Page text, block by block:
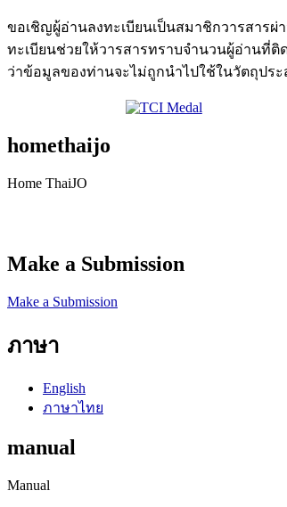
ขอเชิญผู้อ่านลงทะเบียนเป็นสมาชิกวารสารผ่
ทะเบียนช่วยให้วารสารทราบจำนวนผู้อ่านที่
ว่าข้อมูลของท่านจะไม่ถูกนำไปใช้ในวัตถุปร
homethaijo
Home ThaiJO
Make a Submission
Make a Submission
ภาษา
English
ภาษาไทย
manual
Manual